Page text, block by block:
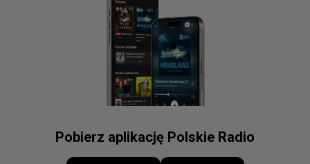
Pobierz aplikację Polskie Radio